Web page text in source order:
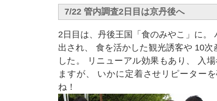
7/22 管内調査2日目は京丹後へ
2日目は、丹後王国「食のみやこ」に。
出され、 食を活かした観光誘客や 10
した。 リニューアル効果もあり、 入
ますが、 いかに定着させリピーター
ね！